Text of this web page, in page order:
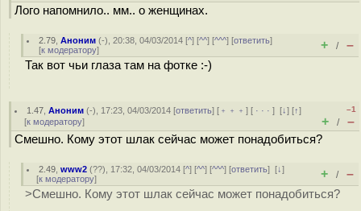
Лого напомнило.. мм.. о женщинах.
2.79 ,Аноним (-), 20:38, 04/03/2014 [^] [^^] [^^^] [ответить]
[к модератору] + / –
Так вот чьи глаза там на фотке :-)
1.47 ,Аноним (-), 17:23, 04/03/2014 [ответить] [ ﹢﹢﹢] [ · · ·][↓] [↑]
[к модератору]
–1
+ / –
Смешно. Кому этот шлак сейчас может понадобиться?
2.49 ,www2 (??), 17:32, 04/03/2014 [^] [^^] [^^^] [ответить][↓]
[к модератору] + / –
>Смешно. Кому этот шлак сейчас может понадобиться?